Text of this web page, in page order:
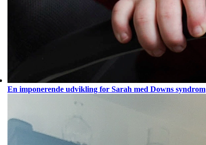
En imponerende udvikling for Sarah med Downs syndrom